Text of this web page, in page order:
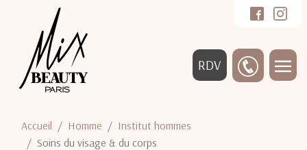
RDV
Accueil Homme
Institut hommes
Soins du visage & du corps